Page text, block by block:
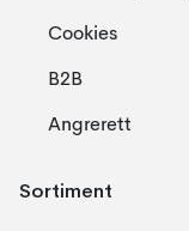
Cookies
B2B
Angrerett
Sortiment